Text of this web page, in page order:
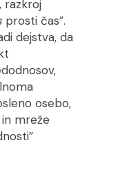
razkroj
prosti čas”.
dejstva, da
osebo,
mreže